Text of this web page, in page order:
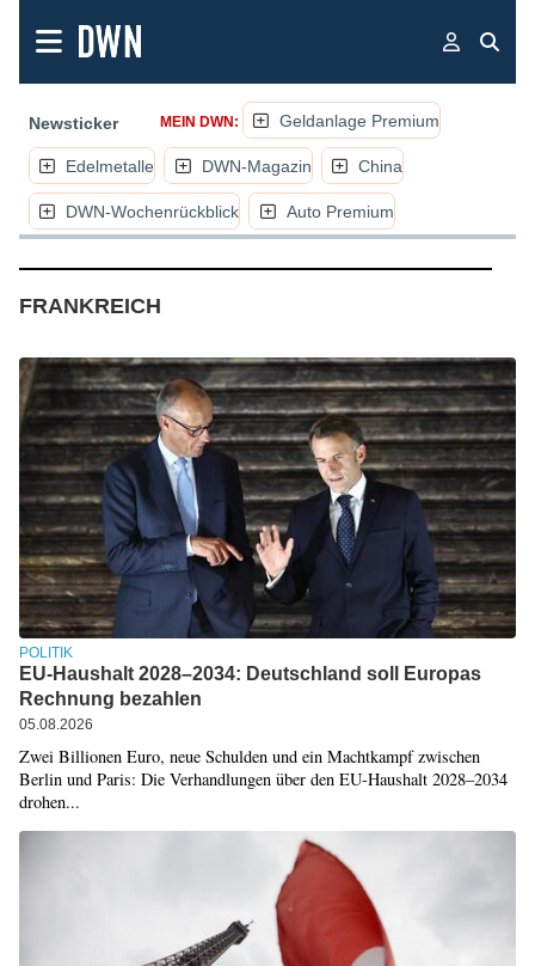
Newsticker MEIN DWN: Geldanlage Premium
Edelmetalle DWN-Magazin China
DWN-Wochenrückblick Auto Premium
FRANKREICH(NACHRICHTEN, ARTIKEL,
POLITIK
EU-Haushalt 2028–2034: Deutschland soll Europas
Rechnung bezahlen
05.08.2026
Zwei Billionen Euro, neue Schulden und ein Machtkampf zwischen
Berlin und Paris: Die Verhandlungen über den EU-Haushalt 2028–2034
drohen...